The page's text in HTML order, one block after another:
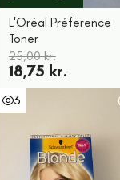
L'Oréal Préference
Toner
25,00 kr.
18,75 kr.
3